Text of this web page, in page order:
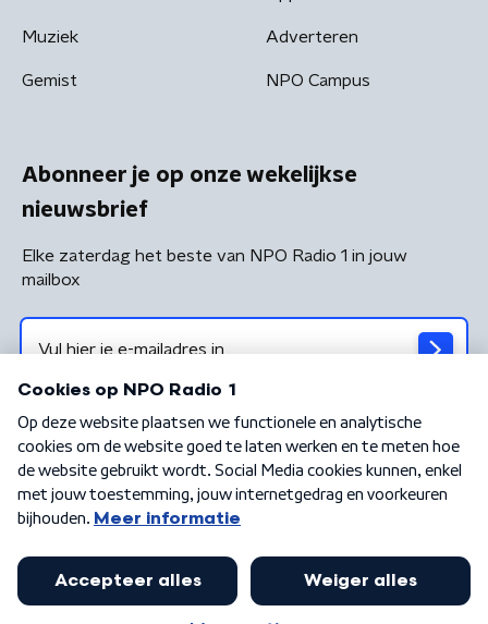
Muziek
Gemist
Adverteren
NPO Campus
Abonneer je op onze wekelijkse
nieuwsbrief
Elke zaterdag het beste van NPO Radio 1 in jouw
mailbox
Algemene voorwaarden